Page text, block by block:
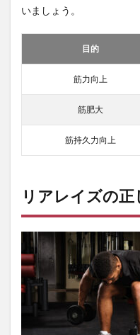
4.2
を持
げる
ない
コツ3.
小指
と薬
指に
力を
入
手の
いましょう。
目的
筋力向上
筋肥大
筋持久力向上
リアレイズの